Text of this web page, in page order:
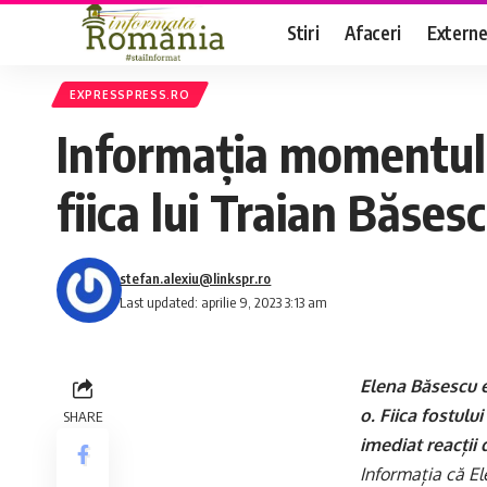
Stiri Afaceri Externe
EXPRESSPRESS.RO
Informația
fiica lui Traian
Last updated: aprilie 9, 2023 3:13 am
stefan.alexiu@linkspr.ro
SHARE
Elena
o. Fiica
imediat reacții
Informația că